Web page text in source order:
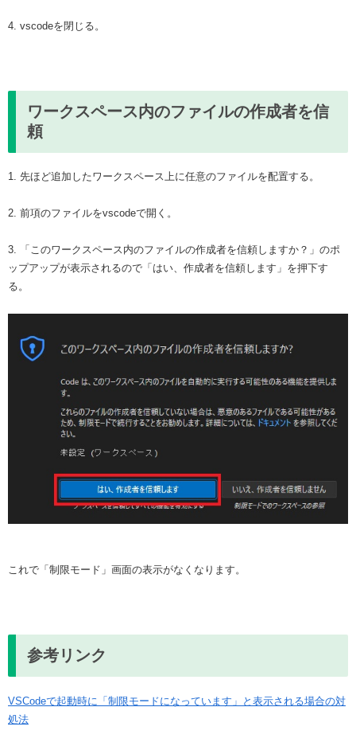
4. vscodeを閉じる。
ワークスペース内のファイルの作成者を信
頼
1. 先ほど追加したワークスペース上に任意のファイルを配置する。
2. 前項のファイルをvscodeで開く。
3. 「このワークスペース内のファイルの作成者を信頼しますか？」のポ
ップアップが表示されるので「はい、作成者を信頼します」を押下す
る。
これで「制限モード」画面の表示がなくなります。
参考リンク
VSCodeで起動時に「制限モードになっています」と表示される場合の対
処法